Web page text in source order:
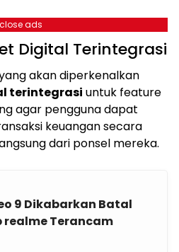
close ads
Digital Terintegrasi
akan diperkenalkan
terintegrasi untuk feature
agar pengguna dapat
keuangan secara
dari ponsel mereka.
9 Dikabarkan Batal
realme Terancam